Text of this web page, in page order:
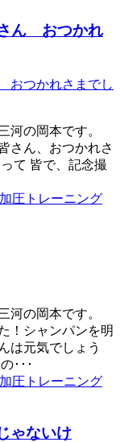
さん おつかれ
河の岡本です。
さん、おつかれさ
て 皆で、記念撮
加圧トレーニング
河の岡本です。
！シャンパンを明
は元気でしょう
･･･
加圧トレーニング
ゃないけ